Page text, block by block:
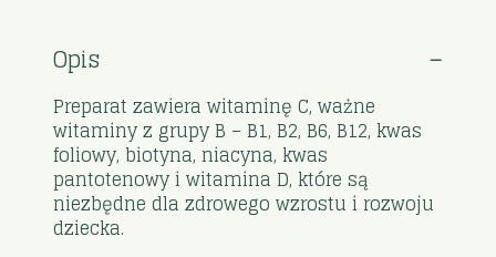
Opis
Preparat zawiera witaminę C, ważne
witaminy z grupy B – B1, B2, B6, B12, kwas
foliowy, biotyna, niacyna, kwas
pantotenowy i witamina D, które są
niezbędne dla zdrowego wzrostu i rozwoju
dziecka.